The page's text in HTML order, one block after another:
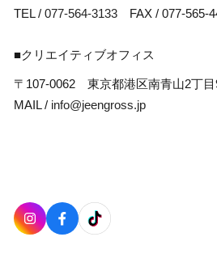
TEL / 077-564-3133 FAX / 077-565-
■クリエイティブオフィス
〒107-0062 東京都港区南青山2丁目
MAIL / info@jeengross.jp